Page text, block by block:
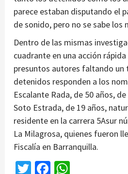
parece estaban disputando el
de sonido, pero no se sabe los
Dentro de las mismas
cuadrante en una acción
presuntos autores faltando un
detenidos responden a los
Escalante Rada, de 50 años,
Soto Estrada, de 19 años,
residente en la carrera 5Asur
La Milagrosa, quienes fueron
Fiscalía en Barranquilla.
TwitterFacebook